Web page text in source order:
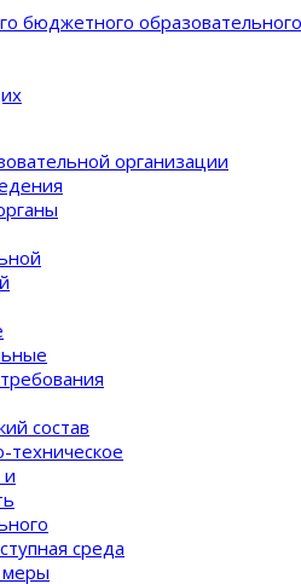
бюджетного
организации
состав
техническое
и
среда
меры